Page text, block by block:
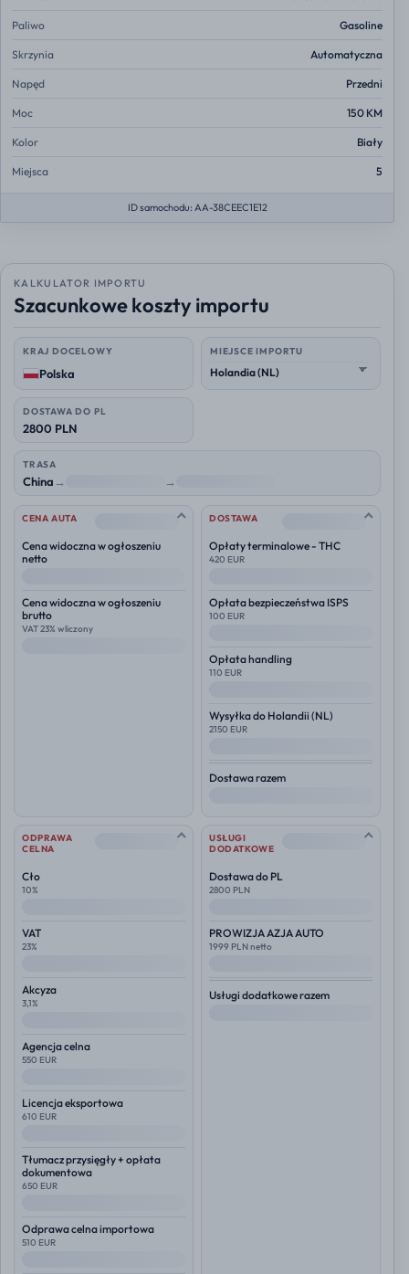
Paliwo Gasoline
Skrzynia Automatyczna
Napęd Przedni
Moc 150 KM
Kolor Biały
Miejsca 5
ID samochodu: AA-38CEEC1E12
KALKULATOR IMPORTU
Szacunkowe koszty importu
KRAJ DOCELOWY
Polska
MIEJSCE IMPORTU
DOSTAWA DO PL
2800 PLN
TRASA
China→ →
CENA AUTA --
Cena widoczna w ogłoszeniu
netto
Cena widoczna w ogłoszeniu
brutto
VAT 23% wliczony
DOSTAWA --
Opłaty terminalowe - THC
420 EUR
Opłata bezpieczeństwa ISPS
100 EUR
Opłata handling
110 EUR
Wysyłka do Holandii (NL)
2150 EUR
Dostawa razem
ODPRAWA
CELNA
--
Cło
10%
VAT
23%
Akcyza
3,1%
Agencja celna
550 EUR
Licencja eksportowa
610 EUR
Tłumacz przysięgły + opłata
dokumentowa
650 EUR
Odprawa celna importowa
510 EUR
USŁUGI
DODATKOWE
--
Dostawa do PL
2800 PLN
PROWIZJA AZJA AUTO
1999 PLN netto
Usługi dodatkowe razem